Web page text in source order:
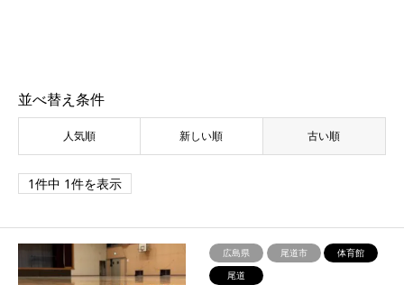
並べ替え条件
人気順 新しい順 古い順
1件中 1件を表示
広島県 尾道市
体育館
尾道